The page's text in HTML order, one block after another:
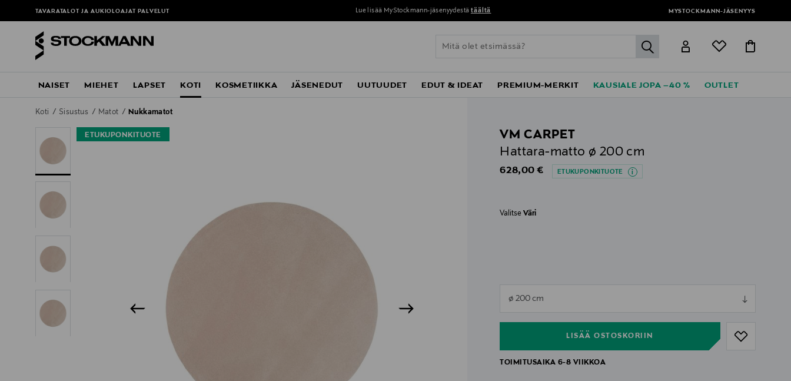
TAVARATALOT JA AUKIOLOAJAT PALVELUT Lue lisää MyStockmann-jäsenyydestä täältä MYSTOCKMANN-JÄSENYYS
label.header.go
NAISET MIEHET LAPSET KOTI KOSMETIIKKA JÄSENEDUT UUTUUDET EDUT & IDEAT PREMIUM-MERKIT KAUSIALE JOPA –40 % OUTLET
Koti Sisustus Matot Nukkamatot
ETUKUPONKITUOTE
VM CARPET
Hattara-matto ø 200 cm
Original Price
628,00 € ETUKUPONKITUOTE
ValitseVäri
ø 200 cm
LISÄÄ OSTOSKORIIN
null
TOIMITUSAIKA 6-8 VIIKKOA